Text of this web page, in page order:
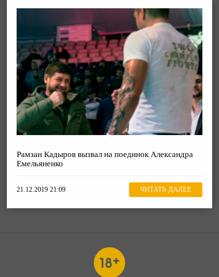
Рамзан Кадыров вызвал на поединок Александра
Емельяненко
21.12.2019 21:09 ЧИТАТЬ ДАЛЕЕ